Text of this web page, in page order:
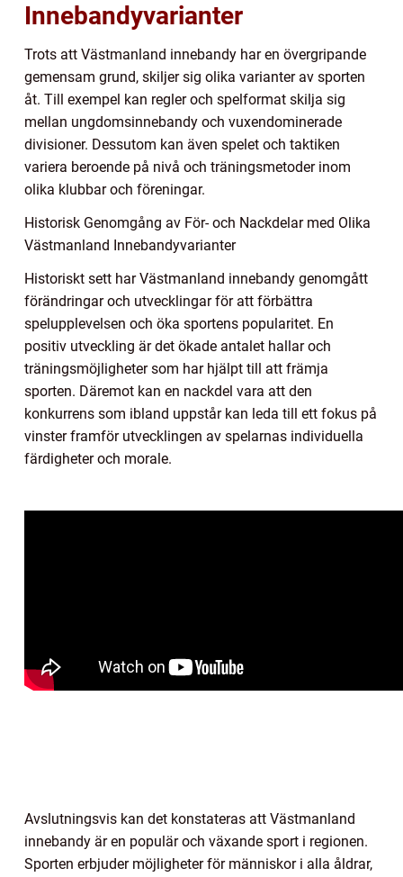
Innebandyvarianter
Trots att Västmanland innebandy har en övergripande
gemensam grund, skiljer sig olika varianter av sporten
åt. Till exempel kan regler och spelformat skilja sig
mellan ungdomsinnebandy och vuxendominerade
divisioner. Dessutom kan även spelet och taktiken
variera beroende på nivå och träningsmetoder inom
olika klubbar och föreningar.
Historisk Genomgång av För- och Nackdelar med Olika
Västmanland Innebandyvarianter
Historiskt sett har Västmanland innebandy genomgått
förändringar och utvecklingar för att förbättra
spelupplevelsen och öka sportens popularitet. En
positiv utveckling är det ökade antalet hallar och
träningsmöjligheter som har hjälpt till att främja
sporten. Däremot kan en nackdel vara att den
konkurrens som ibland uppstår kan leda till ett fokus på
vinster framför utvecklingen av spelarnas individuella
färdigheter och morale.
Avslutningsvis kan det konstateras att Västmanland
innebandy är en populär och växande sport i regionen.
Sporten erbjuder möjligheter för människor i alla åldrar,